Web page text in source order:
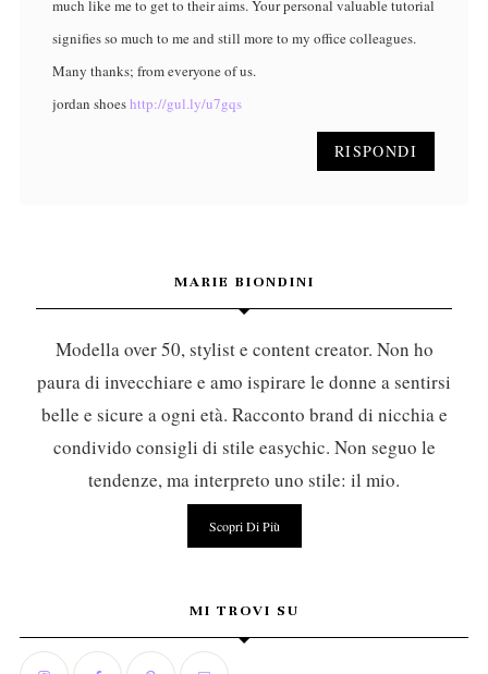
much like me to get to their aims. Your personal valuable tutorial
signifies so much to me and still more to my office colleagues.
Many thanks; from everyone of us.
jordan shoeshttp://gul.ly/u7gqs
RISPONDI
MARIE BIONDINI
Modella over 50, stylist e content creator. Non ho
paura di invecchiare e amo ispirare le donne a sentirsi
belle e sicure a ogni età. Racconto brand di nicchia e
condivido consigli di stile easychic. Non seguo le
tendenze, ma interpreto uno stile: il mio.
Scopri Di Più
MI TROVI SU